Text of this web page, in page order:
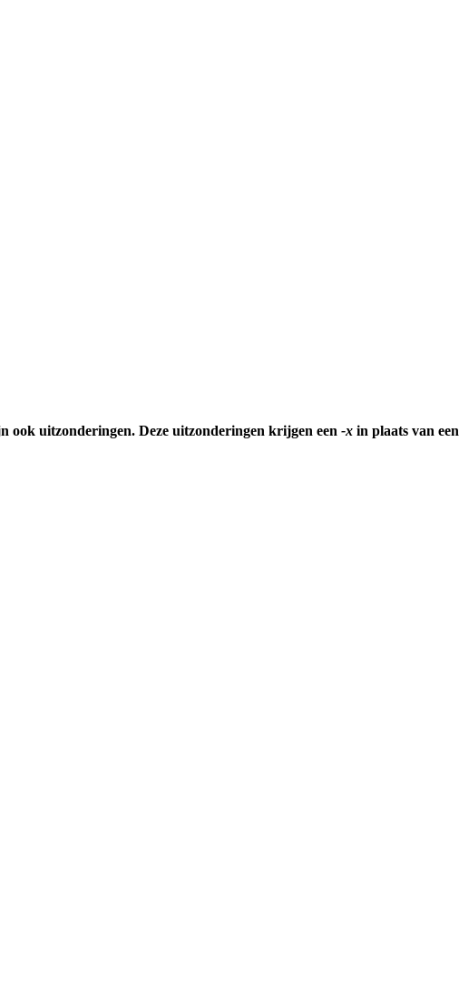
ook uitzonderingen. Deze uitzonderingen krijgen een -x in plaats van een